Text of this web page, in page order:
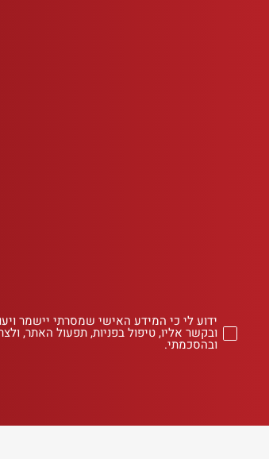
ידוע לי כי המידע האישי שמסרתי יישמר
ובקשר אליו, טיפול בפניות, תפעול האתר,
ובהסכמתי.